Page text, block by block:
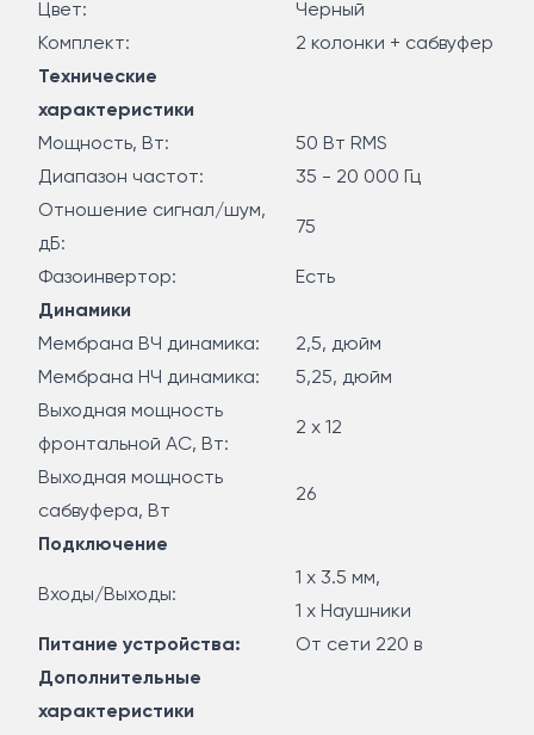
Цвет:
Черный
Комплект:
2 колонки + сабвуфер
Технические
характеристики
Мощность, Вт:
50 Вт RMS
Диапазон частот:
35 - 20 000 Гц
Отношение сигнал/шум,
дБ:
75
Фазоинвертор:
Есть
Динамики
Мембрана ВЧ динамика:
2,5, дюйм
Мембрана НЧ динамика:
5,25, дюйм
Выходная мощность
фронтальной АС, Вт:
2 х 12
Выходная мощность
сабвуфера, Вт
26
Подключение
Входы/Выходы:
1 х 3.5 мм,
1 х Наушники
Питание устройства:
От сети 220 в
Дополнительные
характеристики